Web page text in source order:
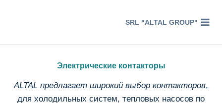
SRL "ALTAL GROUP"
Электрические контакторы
ALTAL предлагает широкий выбор контакторов,
для холодильных систем, тепловых насосов по